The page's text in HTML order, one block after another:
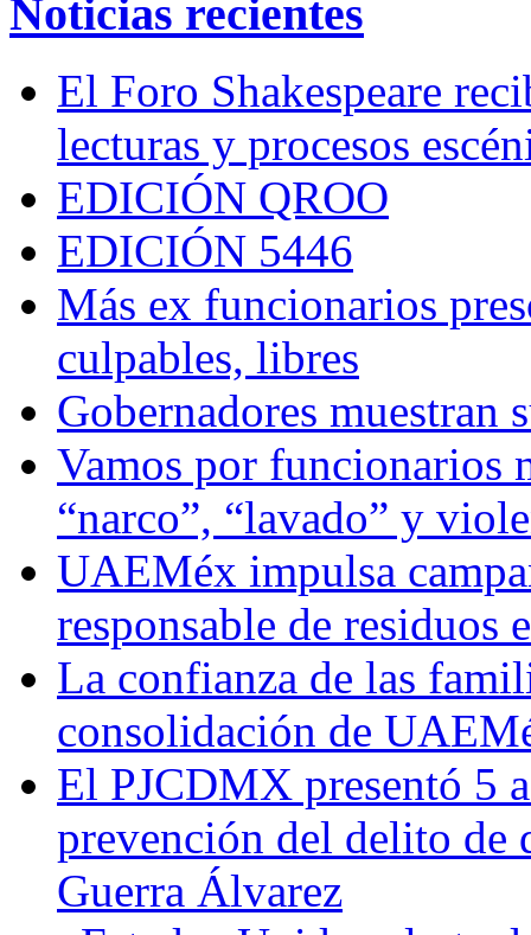
Noticias recientes
El Foro Shakespeare
lecturas y procesos
EDICIÓN QROO
EDICIÓN 5446
Más ex funcionarios
culpables, libres
Gobernadores muestran
Vamos por funcionarios
“narco”, “lavado” y
UAEMéx impulsa
responsable de residuos
La confianza de las
consolidación de
El PJCDMX presentó 5
prevención del delito de
Guerra Álvarez